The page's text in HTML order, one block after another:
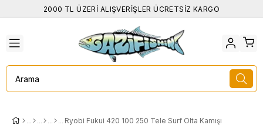
2000 TL ÜZERİ ALIŞVERİŞLER ÜCRETSİZ KARGO
Ryobi Fukui 420 100 250 Tele Surf Olta Kamışı